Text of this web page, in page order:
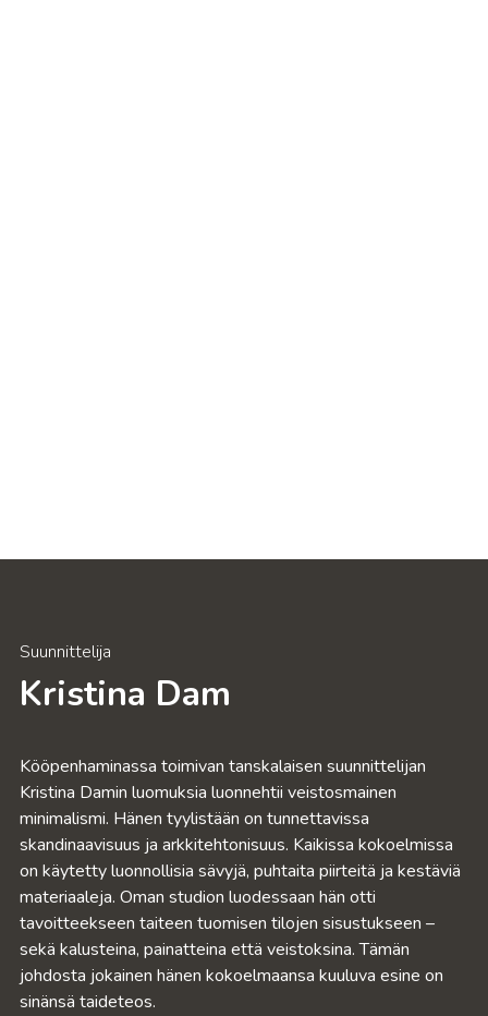
Suunnittelija
Kristina Dam
Kööpenhaminassa toimivan tanskalaisen suunnittelijan
Kristina Damin luomuksia luonnehtii veistosmainen
minimalismi. Hänen tyylistään on tunnettavissa
skandinaavisuus ja arkkitehtonisuus. Kaikissa kokoelmissa
on käytetty luonnollisia sävyjä, puhtaita piirteitä ja kestäviä
materiaaleja. Oman studion luodessaan hän otti
tavoitteekseen taiteen tuomisen tilojen sisustukseen –
sekä kalusteina, painatteina että veistoksina. Tämän
johdosta jokainen hänen kokoelmaansa kuuluva esine on
sinänsä taideteos.